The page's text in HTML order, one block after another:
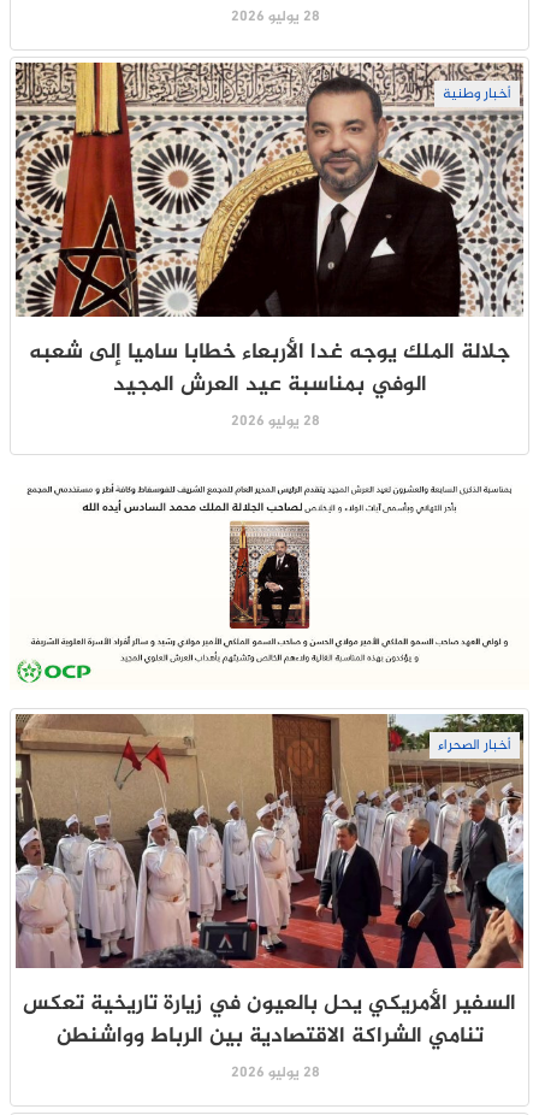
28 يوليو 2026
أخبار وطنية
جلالة الملك يوجه غدا الأربعاء خطابا ساميا إلى شعبه
الوفي بمناسبة عيد العرش المجيد
28 يوليو 2026
أخبار الصحراء
السفير الأمريكي يحل بالعيون في زيارة تاريخية تعكس
تنامي الشراكة الاقتصادية بين الرباط وواشنطن
28 يوليو 2026